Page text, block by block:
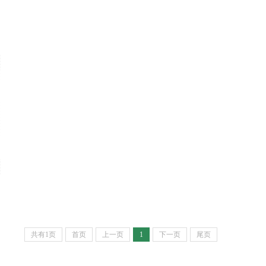
共有1页 首页 上一页 1 下一页 尾页